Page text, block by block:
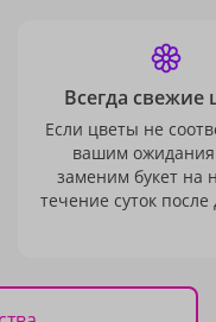
Всегда свежие
Если цветы не
вашим
заменим букет на
течение суток после